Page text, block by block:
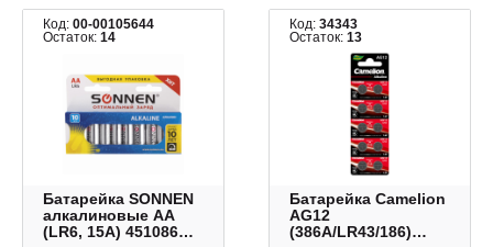
Код: 00-00105644
Остаток: 14
Батарейка SONNEN
алкалиновые АА
(LR6, 15А) 451086
Код:34343
Остаток:13
Батарейка Camelion
AG12
(386A/LR43/186)